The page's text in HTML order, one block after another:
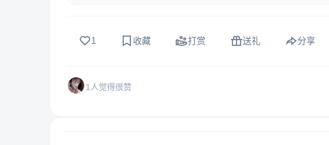
1 收藏 打赏 送礼 分享
1人觉得很赞